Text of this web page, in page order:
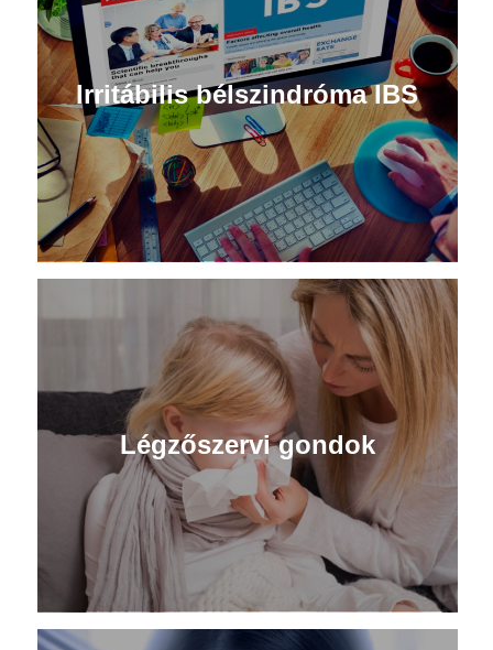
Irritábilis bélszindróma IBS
Légzőszervi gondok